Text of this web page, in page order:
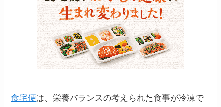
食宅便は、栄養バランスの考えられた食事が冷凍で